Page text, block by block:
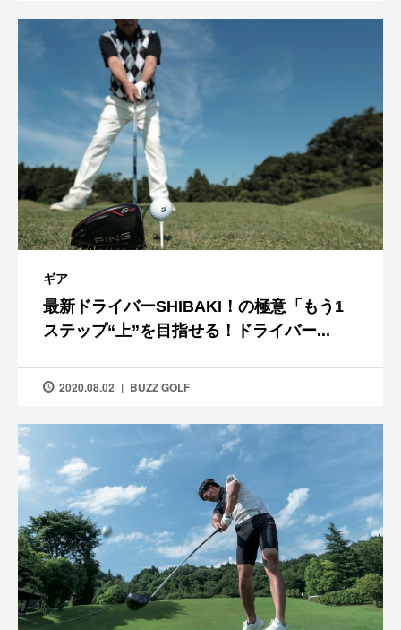
ギア
最新ドライバーSHIBAKI！の極意「もう1
ステップ“上”を目指せる！ドライバー...
2020.08.02 BUZZ GOLF